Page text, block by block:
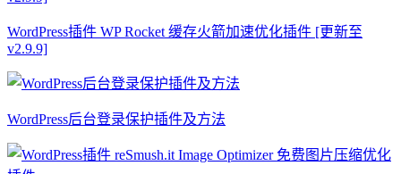
WordPress插件 WP Rocket 缓存火箭加速优化插件 [更新至
v2.9.9]
WordPress后台登录保护插件及方法